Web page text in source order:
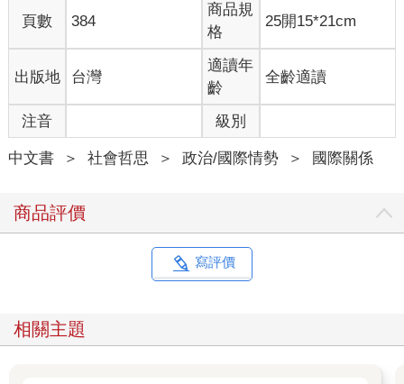
頁數 384
商品規
格
25開15*21cm
出版地 台灣
適讀年
齡
全齡適讀
注音 級別
中文書 ＞ 社會哲思 ＞ 政治/國際情勢 ＞ 國際關係
商品評價
寫評價
相關主題